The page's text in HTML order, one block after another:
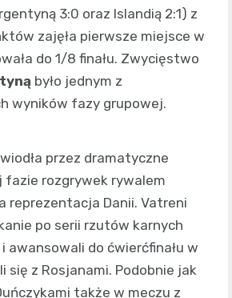
3:0 oraz Islandią 2:1) z
zajęła pierwsze miejsce w
do 1/8 finału. Zwycięstwo
było jednym z
wyników fazy grupowej.
przez dramatyczne
fazie rozgrywek rywalem
reprezentacja Danii. Vatreni
po serii rzutów karnych
awansowali do ćwierćfinału w
się z Rosjanami. Podobnie jak
także w meczu z